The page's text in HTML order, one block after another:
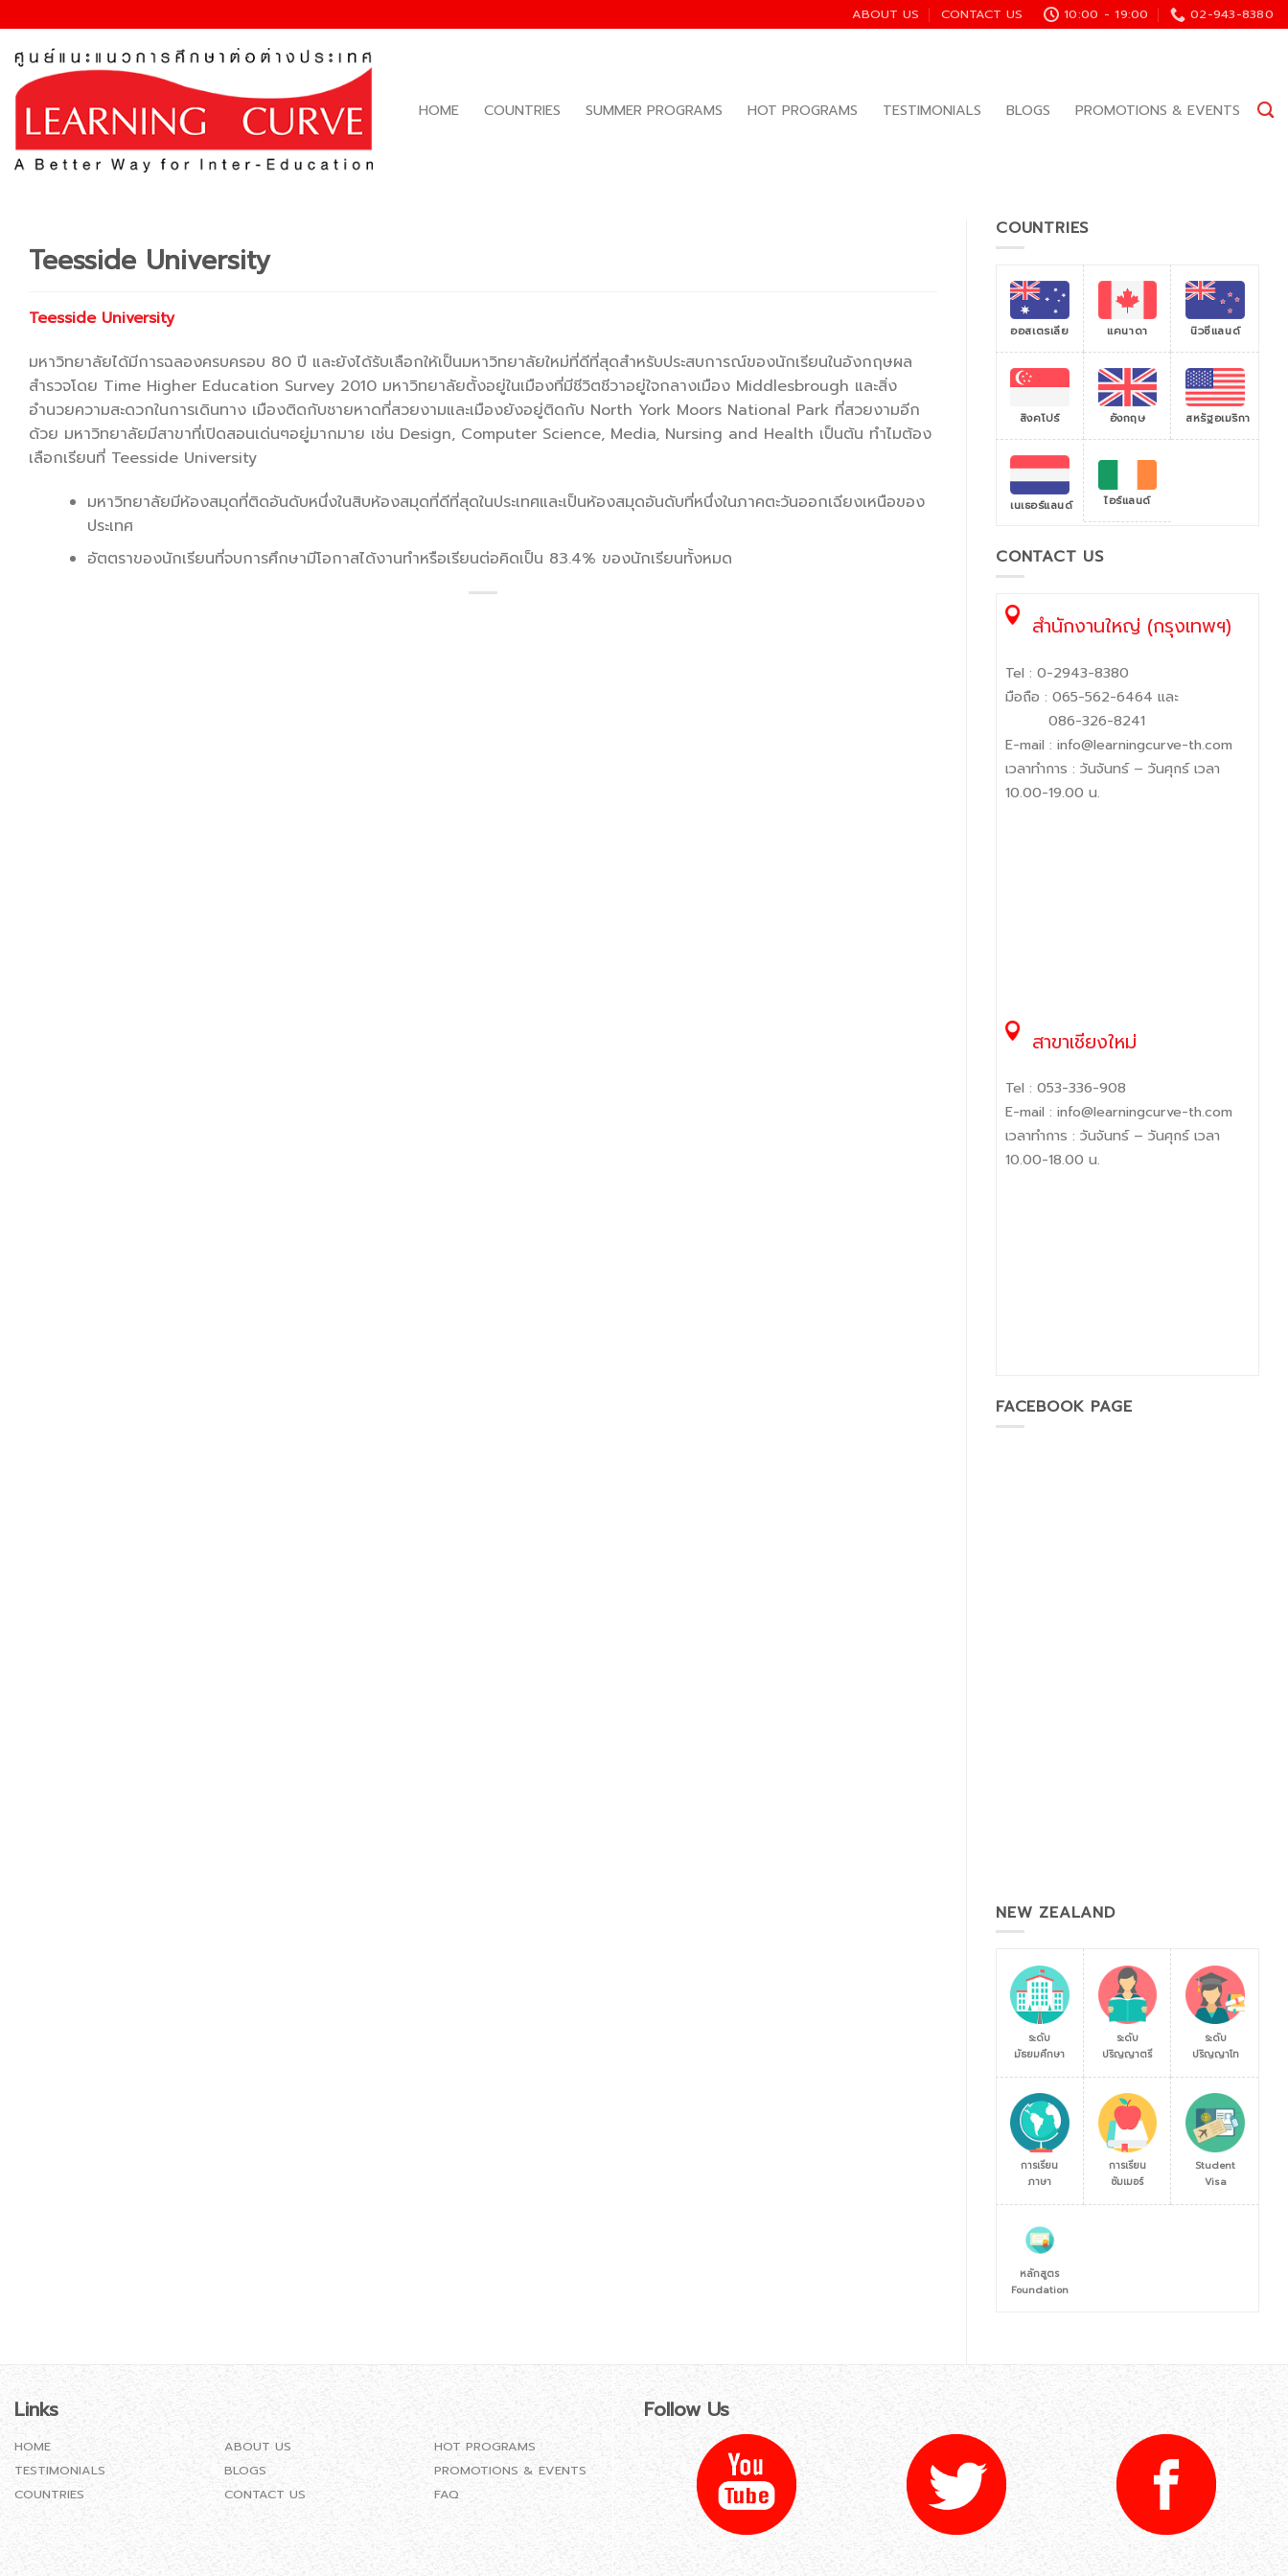
to
content
ABOUT US CONTACT US 10:00 - 19:00 02-943-8380
HOME COUNTRIES SUMMER PROGRAMS HOT PROGRAMS TESTIMONIALS BLOGS PROMOTIONS & EVENTS
Teesside University
Teesside University
มหาวิทยาลัยได้มีการฉลองครบครอบ 80 ปี และยังได้รับเลือกให้เป็นมหาวิทยาลัยใหม่ที่ดีที่สุดสำหรับประสบการณ์ของนักเรียนในอังกฤษผล
สำรวจโดย Time Higher Education Survey 2010 มหาวิทยาลัยตั้งอยู่ในเมืองที่มีชีวิตชีวาอยู่ใจกลางเมือง Middlesbrough และสิ่ง
อำนวยความสะดวกในการเดินทาง เมืองติดกับชายหาดที่สวยงามและเมืองยังอยู่ติดกับ North York Moors National Park ที่สวยงามอีก
ด้วย มหาวิทยาลัยมีสาขาที่เปิดสอนเด่นๆอยู่มากมาย เช่น Design, Computer Science, Media, Nursing and Health เป็นต้น ทำไมต้อง
เลือกเรียนที่ Teesside University
มหาวิทยาลัยมีห้องสมุดที่ติดอันดับหนึ่งในสิบห้องสมุดที่ดีที่สุดในประเทศและเป็นห้องสมุดอันดับที่หนึ่งในภาคตะวันออกเฉียงเหนือของ
ประเทศ
อัตตราของนักเรียนที่จบการศึกษามีโอกาสได้งานทำหรือเรียนต่อคิดเป็น 83.4% ของนักเรียนทั้งหมด
COUNTRIES
ออสเตรเลีย แคนาดา นิวซีแลนด์
สิงคโปร์ อังกฤษ สหรัฐอเมริกา
เนเธอร์แลนด์ ไอร์แลนด์
CONTACT US
สำนักงานใหญ่ (กรุงเทพฯ)
Tel : 0-2943-8380
มือถือ : 065-562-6464 และ
086-326-8241
E-mail : info@learningcurve-th.com
เวลาทำการ : วันจันทร์ – วันศุกร์ เวลา
10.00-19.00 น.
สาขาเชียงใหม่
Tel : 053-336-908
E-mail : info@learningcurve-th.com
เวลาทำการ : วันจันทร์ – วันศุกร์ เวลา
10.00-18.00 น.
FACEBOOK PAGE
NEW ZEALAND
ระดับ
มัธยมศึกษา
ระดับ
ปริญญาตรี
ระดับ
ปริญญาโท
การเรียน
ภาษา
การเรียน
ซัมเมอร์
Student
Visa
หลักสูตร
Foundation
Links Follow Us
HOME
TESTIMONIALS
COUNTRIES
ABOUT US
BLOGS
CONTACT US
HOT PROGRAMS
PROMOTIONS & EVENTS
FAQ